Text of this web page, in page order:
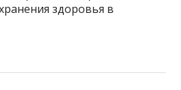
здоровья в